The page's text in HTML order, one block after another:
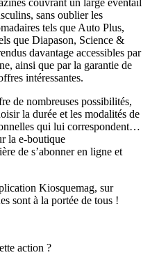
couvrant un large éventail
sans oublier les
tels que Auto Plus,
que Diapason, Science &
davantage accessibles par
ainsi que par la garantie de
intéressantes.
de nombreuses possibilités,
la durée et les modalités de
qui lui correspondent…
la e-boutique
de s’abonner en ligne et
Kiosquemag, sur
sont à la portée de tous !
action ?